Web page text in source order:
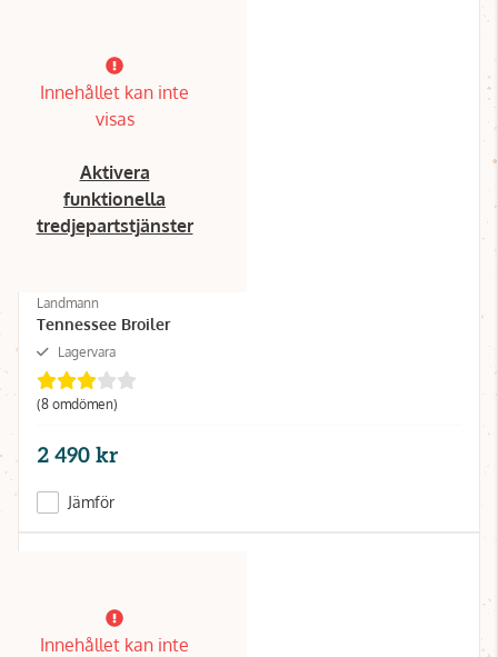
Innehållet kan inte
visas
Aktivera
funktionella
tredjepartstjänster
Landmann
Tennessee Broiler
Lagervara
(8 omdömen)
2 490 kr
Jämför
Innehållet kan inte